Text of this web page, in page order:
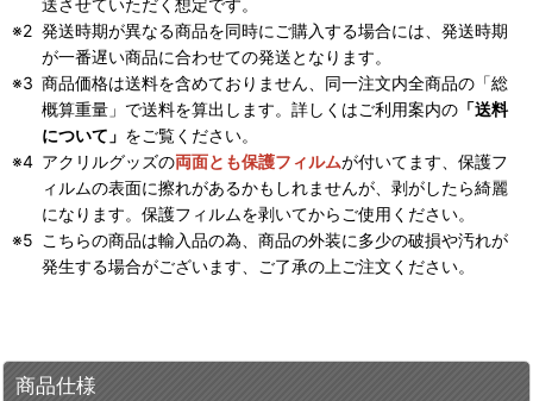
送させていただく想定です。
発送時期が異なる商品を同時にご購入する場合には、発送時期
が一番遅い商品に合わせての発送となります。
商品価格は送料を含めておりません、同一注文内全商品の「総
概算重量」で送料を算出します。詳しくはご利用案内の 「送料
について」 をご覧ください。
アクリルグッズの両面とも保護フィルムが付いてます、保護フ
ィルムの表面に擦れがあるかもしれませんが、剥がしたら綺麗
になります。保護フィルムを剥いてからご使用ください。
こちらの商品は輸入品の為、商品の外装に多少の破損や汚れが
発生する場合がございます、ご了承の上ご注文ください。
商品仕様